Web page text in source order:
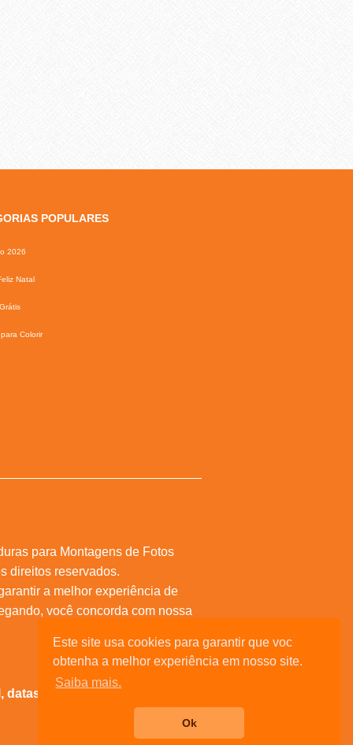
Este site usa cookies para garantir que voc
obtenha a melhor experiência em nosso site.
Saiba mais.
Ok
POPULARES
2026
Natal
Colorir
para Montagens de Fotos
direitos reservados.
a melhor experiência de
você concorda com nossa
comemorativas, e muita